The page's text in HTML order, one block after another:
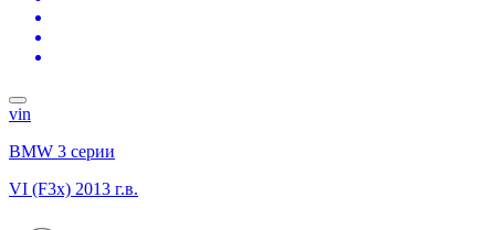
vin
BMW 3 серии
VI (F3x) 2013 г.в.